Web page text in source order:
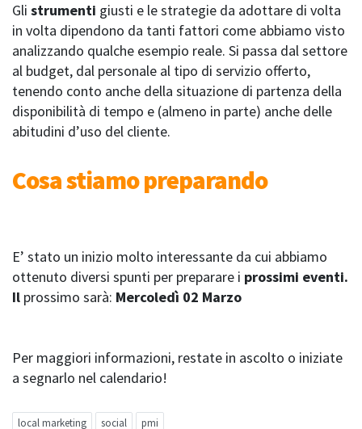
Gli strumenti giusti e le strategie da adottare di volta
in volta dipendono da tanti fattori come abbiamo visto
analizzando qualche esempio reale. Si passa dal settore
al budget, dal personale al tipo di servizio offerto,
tenendo conto anche della situazione di partenza della
disponibilità di tempo e (almeno in parte) anche delle
abitudini d’uso del cliente.
Cosa stiamo preparando
E’ stato un inizio molto interessante da cui abbiamo
ottenuto diversi spunti per preparare i prossimi eventi.
Il prossimo sarà: Mercoledì 02 Marzo
Per maggiori informazioni, restate in ascolto o iniziate
a segnarlo nel calendario!
local marketing social pmi